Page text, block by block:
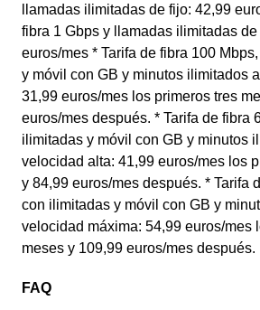
llamadas ilimitadas de fijo: 42,99
fibra 1 Gbps y llamadas ilimitadas
euros/mes * Tarifa de fibra 100
y móvil con GB y minutos ilimitados
31,99 euros/mes los primeros tres
euros/mes después. * Tarifa de fibra
ilimitadas y móvil con GB y minutos
velocidad alta: 41,99 euros/mes los
y 84,99 euros/mes después. * Tarifa
con ilimitadas y móvil con GB y
velocidad máxima: 54,99 euros/mes
meses y 109,99 euros/mes después.
FAQ